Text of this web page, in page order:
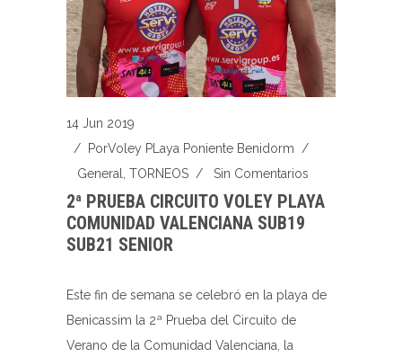
14 Jun 2019
/ PorVoley PLaya Poniente Benidorm /
General
TORNEOS / Sin Comentarios
2ª PRUEBA CIRCUITO VOLEY PLAYA
COMUNIDAD VALENCIANA SUB19
SUB21 SENIOR
Este fin de semana se celebró en la playa de
Benicassim la 2ª Prueba del Circuito de
Verano de la Comunidad Valenciana, la